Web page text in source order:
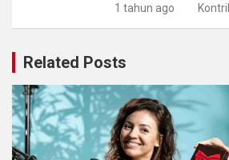
1 tahun ago
Related Posts